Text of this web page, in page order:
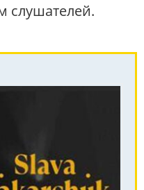
слушателей.